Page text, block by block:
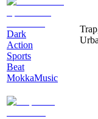
Dark
Action
Sports
Beat
MokkaMusic